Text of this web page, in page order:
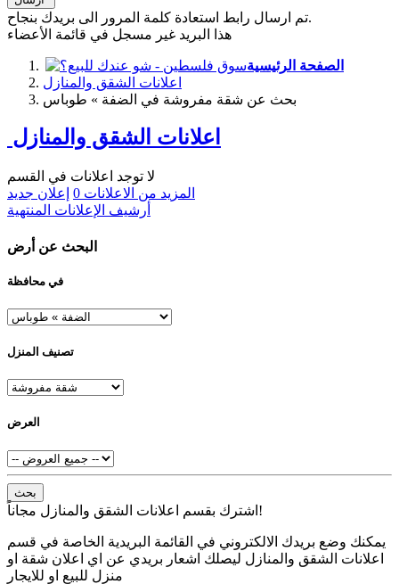
تم ارسال رابط استعادة كلمة المرور الى بريدك بنجاح.
هذا البريد غير مسجل في قائمة الأعضاء
الصفحة الرئيسية
اعلانات الشقق والمنازل
بحث عن شقة مفروشة في الضفة » طوباس
اعلانات الشقق والمنازل
لا توجد اعلانات في القسم
المزيد من الاعلانات 0 إعلان جديد
أرشيف الإعلانات المنتهية
البحث عن أرض
في محافظة
تصنيف المنزل
العرض
بحث
اشترك بقسم اعلانات الشقق والمنازل مجاناً!
يمكنك وضع بريدك الالكتروني في القائمة البريدية الخاصة في قسم
اعلانات الشقق والمنازل ليصلك اشعار بريدي عن اي اعلان شقة او
منزل للبيع او للايجار